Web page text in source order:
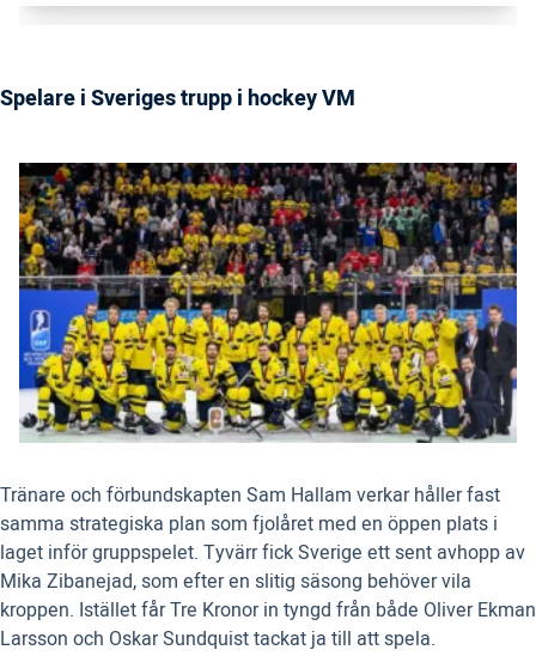
Spelare i Sveriges trupp i hockey VM
Tränare och förbundskapten Sam Hallam verkar håller fast
samma strategiska plan som fjolåret med en öppen plats i
laget inför gruppspelet. Tyvärr fick Sverige ett sent avhopp av
Mika Zibanejad, som efter en slitig säsong behöver vila
kroppen. Istället får Tre Kronor in tyngd från både Oliver Ekman
Larsson och Oskar Sundquist tackat ja till att spela.